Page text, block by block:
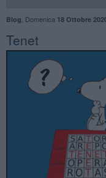
Blog Domenica 18 Ottobre
Tenet